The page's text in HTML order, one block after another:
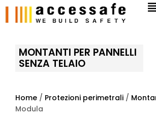
Vai
MONTANTI PER PANNELLI
SENZA TELAIO
Home / Protezioni perimetrali /
Modula